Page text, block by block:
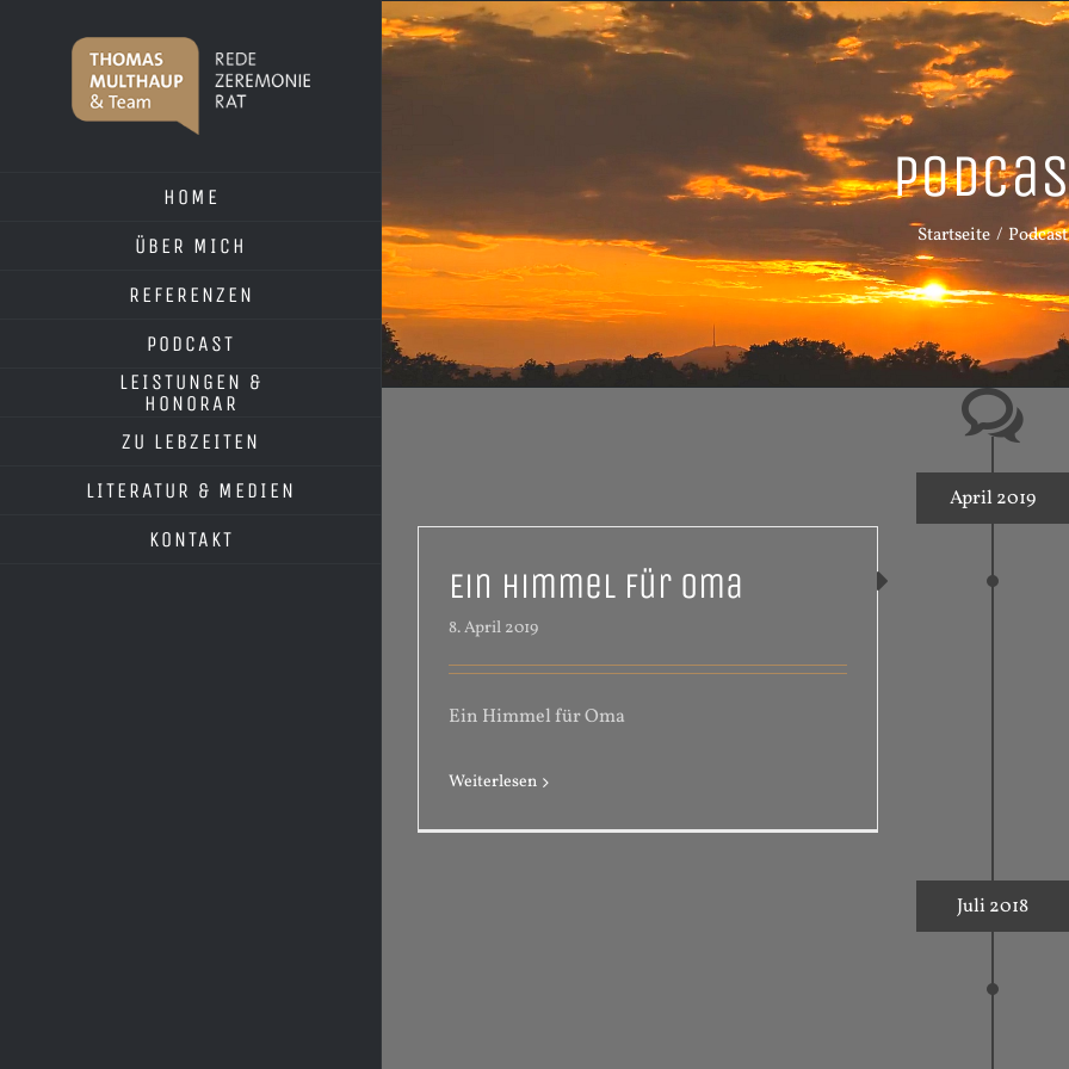
HOME
ÜBER MICH
REFERENZEN
PODCAST
LEISTUNGEN &
HONORAR
ZU LEBZEITEN
LITERATUR & MEDIEN
KONTAKT
Startseite Podcast
April 2019
Ein Himmel für Oma
8. April 2019
Ein Himmel für Oma
Weiterlesen
Juli 2018